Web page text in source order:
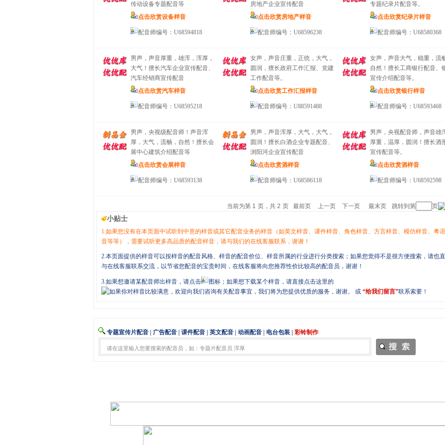
传动设备专题配音等
点击欣赏设备样音
配音师编号：U68594818
房地产企业宣传配音
点击欣赏房地产样音
配音师编号：U68596238
专题纪录片配音等。
点击欣赏纪录片样音
配音师编号：U68580368
男声，声音厚重，雄浑，浑厚，
大气！擅长汽车企业宣传配音、
汽车经销商宣传配音
点击欣赏汽车样音
配音师编号：U68595218
女声，声音庄重，正统，大气，
圆润，擅长政府工作汇报、党建
工作配音等。
点击欣赏工作汇报样音
配音师编号：U88591488
女声，声音大气，稳重，流
自然！擅长工商银行配音、
宣传介绍配音等。
点击欣赏银行样音
配音师编号：U68593468
男声，央视级配音师！声音浑
厚，大气，流畅，自然！擅长会
展中心建筑介绍配音等
点击欣赏会展样音
配音师编号：U68593138
男声，声音浑厚，大气，大气，
圆润！擅长白酒企业专题配音、
浏阳河企业宣传配音
点击欣赏酒样音
配音师编号：U68586118
男声，央视配音师，声音雄
厚重，温厚，圆润！擅长酒
宣传配音等。
点击欣赏酒样音
配音师编号：U68592598
当前为第 1 页，共 2 页 最前页 上一页 下一页 最末页 跳转到第 页
小贴士
1.如果您没有在本页面中试听到中意的样音或其它配音业务的样音（如英文样音、课件样音、角色样音、方言样音、模仿样音、粤
音等等），需要试听更多高品质的配音样音，请与我们的在线客服联系，谢谢！
2.本页面提供的样音可以按样音的配音风格、样音的配音价位、样音所属的行业进行分类搜索；如果您觉得不是很方便搜索，请也
与在线客服联系交流，以节省您配音的宝贵时间，在线客服将向您推荐性价比较高的配音员，谢谢！
3.如果想邀请某配音师出样音，请点击
图标；如果想下载某个样音，请直接点击这里的
或 “给我们留言”联系索要！
专题宣传片配音 广告配音 课件配音 英文配音 动画配音 电台包装 彩铃制作